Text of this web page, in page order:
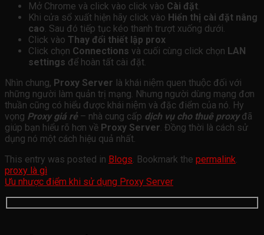
Mở Chrome và click vào click vào Cài đặt.
Khi cửa sổ xuất hiện hãy click vào Hiển thị cài đặt nâng
cao. Sau đó tiếp tục kéo thanh trượt xuống dưới.
Click vào Thay đổi thiết lập prox
Click chọn Connections và cuối cùng click chọn LAN
settings để hoàn tất cài đặt.
Nhìn chung, Proxy Server là khái niệm quen thuộc đối với
những người làm quản trị mạng. Nhưng người dùng mạng đơn
thuần cũng có hiểu được khái niệm và đặc điểm của nó. Hy
vọng Proxy giá rẻ – nhà cung cấp dịch vụ cho thuê proxyđã
giúp bạn hiểu rõ hơn về Proxy Server. Đồng thời là cách sử
dụng nó một cách hiệu quả nhất.
This entry was posted in Blogs. Bookmark the permalink.
proxy là gì
Ưu nhược điểm khi sử dụng Proxy Server